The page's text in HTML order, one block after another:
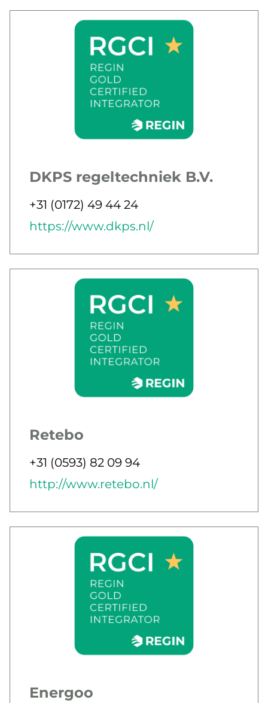
DKPS regeltechniek B.V.
Jobbar som
Telefon
+31 (0172) 49 44 24
E-post
Webb
https://www.dkps.nl/
Retebo
Jobbar som
Telefon
+31 (0593) 82 09 94
E-post
Webb
http://www.retebo.nl/
Energoo